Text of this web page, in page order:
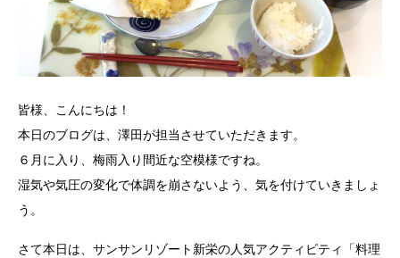
皆様、こんにちは！
本日のブログは、澤田が担当させていただきます。
６月に入り、梅雨入り間近な空模様ですね。
湿気や気圧の変化で体調を崩さないよう、気を付けていきましょ
う。
さて本日は、サンサンリゾート新栄の人気アクティビティ「料理